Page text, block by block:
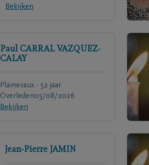
Bekijken
Paul CARRAL VAZQUEZ-
CALAY
Plainevaux - 52 jaar
Overleden05/08/2026
Bekijken
Jean-Pierre JAMIN